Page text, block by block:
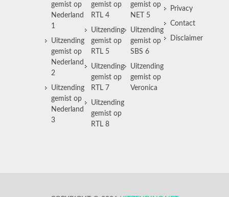
gemist op
Nederland
1
Uitzending
gemist op
Nederland
2
Uitzending
gemist op
Nederland
3
gemist op
RTL 4
Uitzending
gemist op
RTL 5
Uitzending
gemist op
RTL 7
Uitzending
gemist op
RTL 8
gemist op
NET 5
Uitzending
gemist op
SBS 6
Uitzending
gemist op
Veronica
Privacy
Contact
Disclaimer